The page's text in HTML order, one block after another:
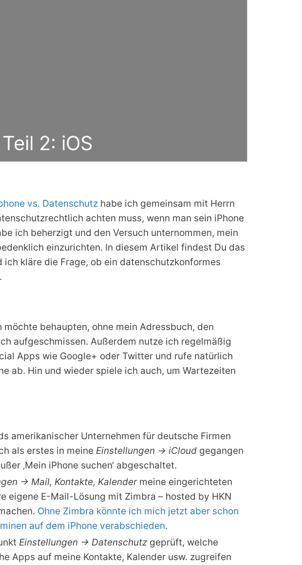
2: iOS
vs. Datenschutzhabe ich gemeinsam mit Herrn
achten muss, wenn man sein iPhone
ich beherzigt und den Versuch unternommen, mein
einzurichten. In diesem Artikel findest Du das
ich kläre die Frage, ob ein datenschutzkonformes
behaupten, ohne mein Adressbuch, den
aufgeschmissen. Außerdem nutze ich regelmäßig
Apps wie Google+ oder Twitter und rufe natürlich
ab. Hin und wieder spiele ich auch, um Wartezeiten
amerikanischer Unternehmen für deutsche Firmen
als erstes in meine Einstellungen -> iCloudgegangen
‚Mein iPhone suchen‘ abgeschaltet.
-> Mail, Kontakte, Kalendermeine eingerichteten
eigene E-Mail-Lösung mit Zimbra – hosted by HKN
Ohne Zimbra könnte ich mich jetzt aber schon
auf dem iPhone verabschieden.
Einstellungen -> Datenschutzgeprüft, welche
Apps auf meine Kontakte, Kalender usw. zugreifen